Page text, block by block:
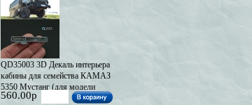
QD35003 3D Декаль интерьера
кабины для семейства КАМАЗ
5350 Мустанг (для модели
Звезда) (В наличии)
560.00р